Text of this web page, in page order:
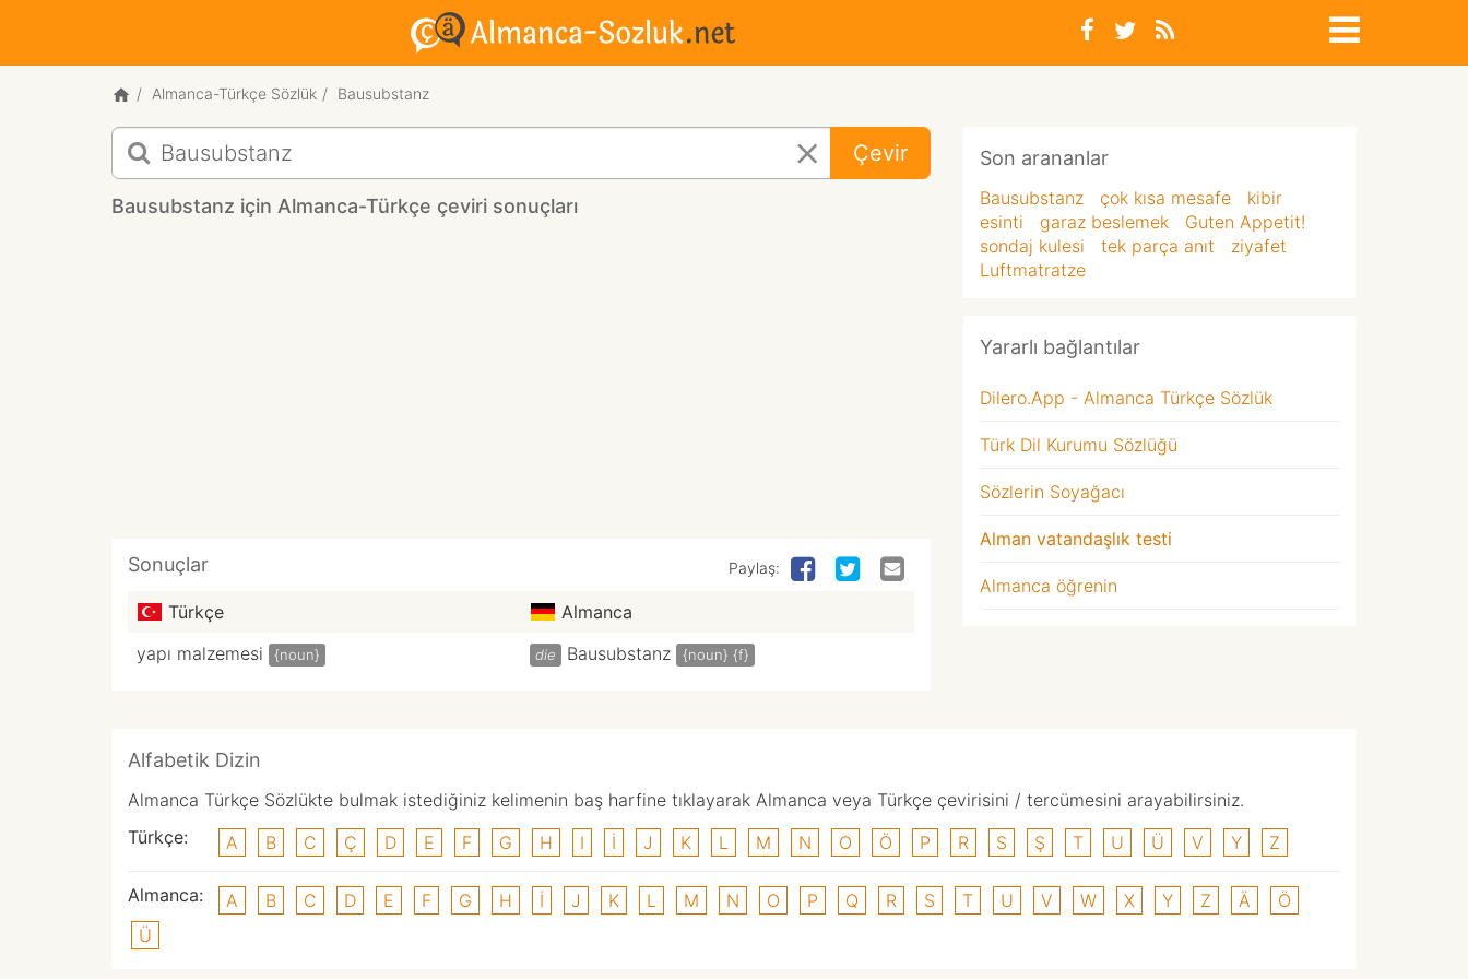
Almanca-Türkçe Sözlük Bausubstanz
Bausubstanz
için
Almanca-
Türkçe
Çevir
Bausubstanz için Almanca-Türkçe çeviri sonuçları
Sonuçlar Paylaş:
Türkçe
Almanca
yapı malzemesi
{noun} die Bausubstanz {noun} {f}
Son arananlar
Bausubstanz çok kısa mesafe
kibir
esinti
garaz beslemek
Guten Appetit!
sondaj kulesi
tek parça anıt
ziyafet
Luftmatratze
Yararlı bağlantılar
Dilero.App - Almanca Türkçe Sözlük
Türk Dil Kurumu Sözlüğü
Sözlerin Soyağacı
Alman vatandaşlık testi
Almanca öğrenin
Alfabetik Dizin
Almanca Türkçe Sözlükte bulmak istediğiniz kelimenin baş harfine tıklayarak Almanca veya Türkçe çevirisini / tercümesini arayabilirsiniz.
Türkçe:
A B C Ç D E F G H I I J K L M N O Ö P R S Ş T U Ü V Y Z
Almanca: A B C D E F G H I J K L M N O P Q R S T U V W X Y Z Ä
Ö
Ü